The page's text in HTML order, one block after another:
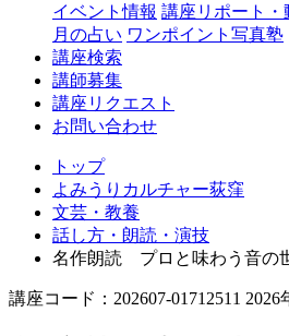
イベント情報 講座リポート・
月の占い ワンポイント写真塾
講座検索
講師募集
講座リクエスト
お問い合わせ
トップ
よみうりカルチャー荻窪
文芸・教養
話し方・朗読・演技
名作朗読 プロと味わう音の
講座コード：202607-01712511 2026